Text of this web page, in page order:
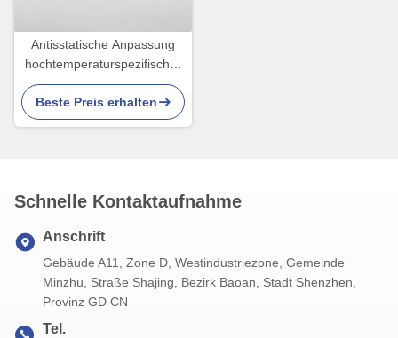
Antisstatische Anpassung
hochtemperaturspezifischer
JEDEC-Träger für PCB-
Fertigungsanlagen
Beste Preis erhalten
Schnelle Kontaktaufnahme
Anschrift
Gebäude A11, Zone D, Westindustriezone, Gemeinde
Minzhu, Straße Shajing, Bezirk Baoan, Stadt Shenzhen,
Provinz GD CN
Tel.